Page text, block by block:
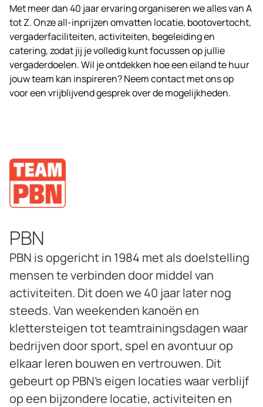
Met meer dan 40 jaar ervaring organiseren we alles van A
tot Z. Onze all-inprijzen omvatten locatie, bootovertocht,
vergaderfaciliteiten, activiteiten, begeleiding en
catering, zodat jij je volledig kunt focussen op jullie
vergaderdoelen. Wil je ontdekken hoe eeneiland te huur
jouw team kan inspireren? Neem contact met ons op
voor een vrijblijvend gesprek over de mogelijkheden.
PBN
PBN is opgericht in 1984 met als doelstelling
mensen te verbinden door middel van
activiteiten. Dit doen we 40 jaar later nog
steeds. Van weekenden kanoën en
klettersteigen tot teamtrainingsdagen waar
bedrijven door sport, spel en avontuur op
elkaar leren bouwen en vertrouwen. Dit
gebeurt op PBN’s eigen locaties waar verblijf
op een bijzondere locatie, activiteiten en